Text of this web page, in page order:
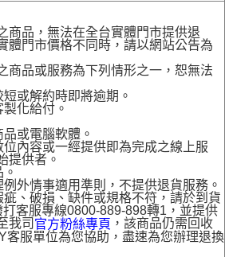
商品，無法在全台實體門市提供退
體門市價格不同時，請以網站公告為
商品或服務為下列情形之一，恕無法
或解約時即將逾期。
化給付。
或電腦軟體。
內容或一經提供即為完成之線上服
提供者。
外情事適用準則，不提供退貨服務。
、破損、缺件或規格不符，請於到貨
客服專線0800-889-898轉1，並提供
我司 官方粉絲專頁 ，該商品仍需回收
客服單位為您協助，盡速為您辦理退換